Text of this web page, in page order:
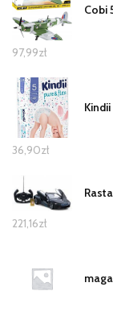
Cobi
97,99zł
36,90zł
221,16zł